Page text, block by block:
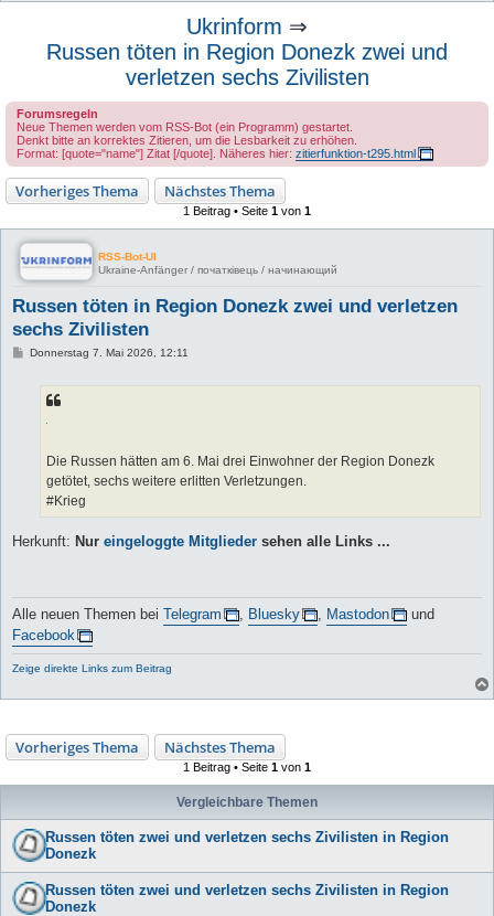
Ukrinform ⇒
Russen töten in Region Donezk zwei und
verletzen sechs Zivilisten
Forumsregeln
Neue Themen werden vom RSS-Bot (ein Programm) gestartet.
Denkt bitte an korrektes Zitieren, um die Lesbarkeit zu erhöhen.
Format: [quote="name"] Zitat [/quote]. Näheres hier: zitierfunktion-t295.html
Vorheriges Thema Nächstes Thema
1 Beitrag • Seite 1 von 1
RSS-Bot-UI
Ukraine-Anfänger / початківець / начинающий
Russen töten in Region Donezk zwei und verletzen
sechs Zivilisten
BDonnerstag 7. Mai 2026, 12:11
Die Russen hätten am 6. Mai drei Einwohner der Region Donezk
getötet, sechs weitere erlitten Verletzungen.
#Krieg
Herkunft: Nur eingeloggte Mitglieder sehen alle Links ...
Alle neuen Themen bei Telegram Bluesky Mastodon
und
Facebook
Zeige direkte Links zum Beitrag
Vorheriges Thema Nächstes Thema
1 Beitrag • Seite 1 von 1
Vergleichbare Themen
Russen töten zwei und verletzen sechs Zivilisten in Region
Donezk
Russen töten zwei und verletzen sechs Zivilisten in Region
Donezk